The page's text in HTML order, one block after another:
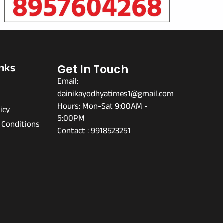
Get In Touch
Email:
dainikayodhyatimes1@gmail.com
Hours: Mon-Sat 9:00AM -
5:00PM
Contact : 9918523251